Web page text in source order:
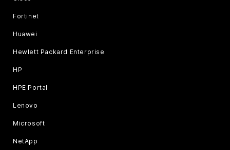
Fortinet
Huawei
Hewlett Packard Enterprise
HP
HPE Portal
Lenovo
Microsoft
NetApp